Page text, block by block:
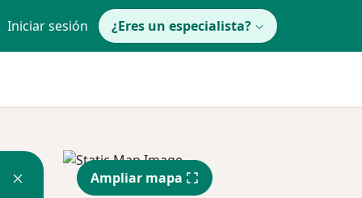
Iniciar sesión ¿Eres un especialista?
Ampliar mapa